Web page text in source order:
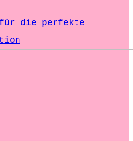
die perfekte